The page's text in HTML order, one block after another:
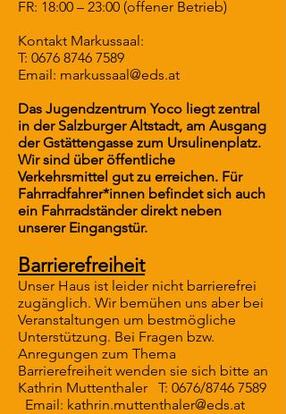
FR: 18:00 – 23:00 (offener Betrieb)
Kontakt Markussaal:
T: 0676 8746 7589
Email: markussaal@eds.at
Das Jugendzentrum Yoco liegt zentral
in der Salzburger Altstadt, am Ausgang
der Gstättengasse zum Ursulinenplatz.
Wir sind über öffentliche
Verkehrsmittel gut zu erreichen. Für
Fahrradfahrer*innen befindet sich auch
ein Fahrradständer direkt neben
unserer Eingangstür.
Barrierefreiheit
Unser Haus ist leider nicht barrierefrei
zugänglich. Wir bemühen uns aber bei
Veranstaltungen um bestmögliche
Unterstützung. Bei Fragen bzw.
Anregungen zum Thema
Barrierefreiheit wenden sie sich bitte an
Kathrin Muttenthaler T: 0676/8746 7589
Email: kathrin.muttenthaler@eds.at